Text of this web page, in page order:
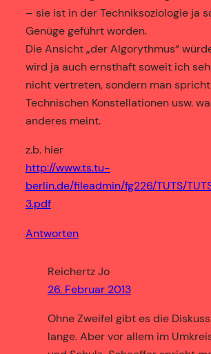
– sie ist in der Techniksoziologie ja
Genüge geführt worden.
Die Ansicht „der Algorythmus“
wird ja auch ernsthaft soweit ich
nicht vertreten, sondern man
Technischen Konstellationen usw.
anderes meint.
z.b. hier
http://www.ts.tu-
berlin.de/fileadmin/fg226/TUTS/
3.pdf
Antworten
Reichertz Jo
26. Februar 2013
Ohne Zweifel gibt es die
lange. Aber vor allem im